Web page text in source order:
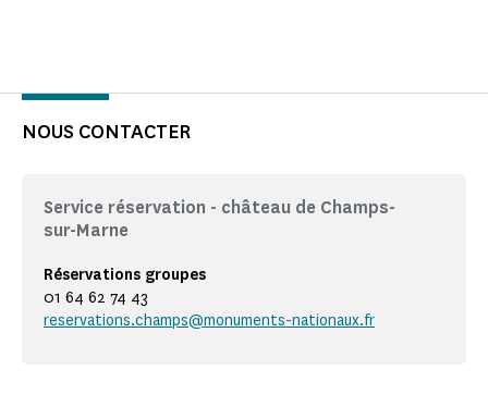
NOUS CONTACTER
Service réservation - château de Champs-
sur-Marne
Réservations groupes
01 64 62 74 43
reservations.champs@monuments-nationaux.fr